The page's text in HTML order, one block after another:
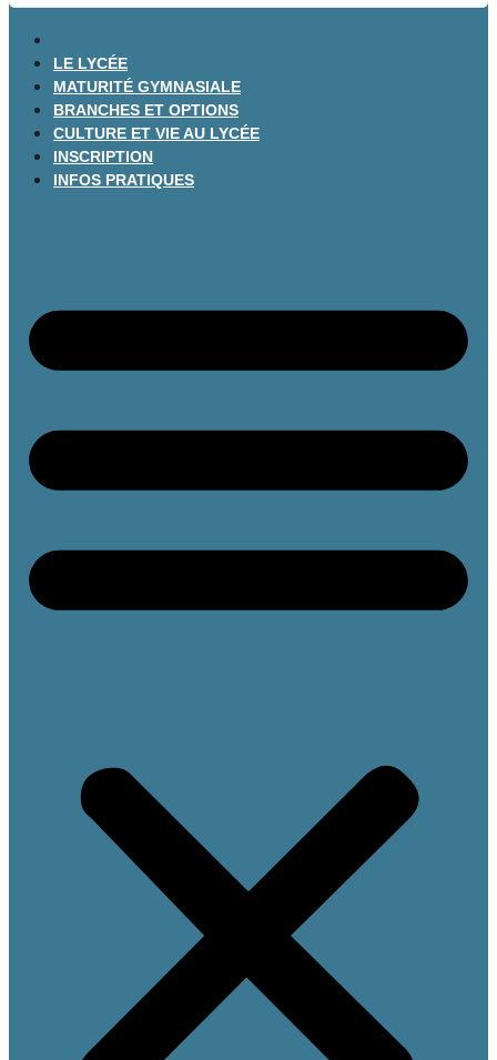
LE LYCÉE
MATURITÉ GYMNASIALE
BRANCHES ET OPTIONS
CULTURE ET VIE AU LYCÉE
INSCRIPTION
INFOS PRATIQUES